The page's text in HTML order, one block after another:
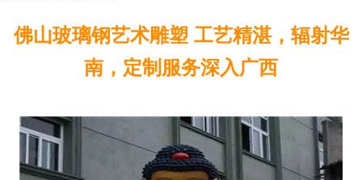
佛山玻璃钢艺术雕塑 工艺精湛，辐射华
南，定制服务深入广西